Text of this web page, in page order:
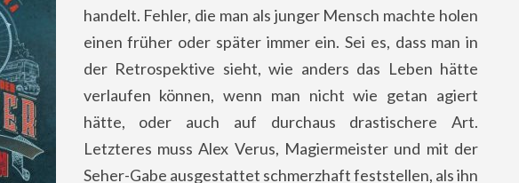
handelt. Fehler, die man als junger Mensch machte holen
einen früher oder später immer ein. Sei es, dass man in
der Retrospektive sieht, wie anders das Leben hätte
verlaufen können, wenn man nicht wie getan agiert
hätte, oder auch auf durchaus drastischere Art.
Letzteres muss Alex Verus, Magiermeister und mit der
Seher-Gabe ausgestattet schmerzhaft feststellen, als ihn